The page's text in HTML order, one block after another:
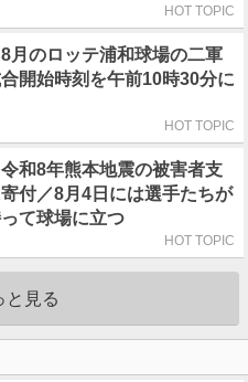
HOT TOPIC
8月のロッテ浦和球場の二軍
開始時刻を午前10時30分に
HOT TOPIC
令和8年熊本地震の被害者支
付／8月4日には選手たちが
て球場に立つ
HOT TOPIC
と見る